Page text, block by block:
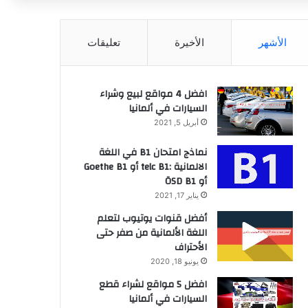
الأشهر الأخيرة تعليقات
افضل 4 مواقع لبيع وشراء
السيارات في ألمانيا
أبريل 5, 2021
نماذج امتحان B1 في اللغة
الالمانية :telc B1 أو Goethe B1
أو ÖSD B1
يناير 17, 2021
أفضل قنوات يوتيوب لتعلم
اللغة الألمانية من صفر حتى
الأحتراف
يونيو 18, 2020
افضل 5 مواقع لشراء قطع
السيارات في ألمانيا